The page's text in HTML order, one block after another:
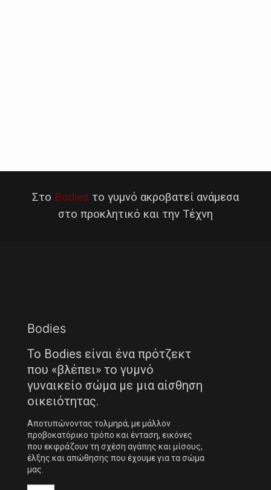
Στο Bodies το γυμνό ακροβατεί ανάμεσα
στο προκλητικό και την Τέχνη
Bodies
Το Bodies είναι ένα πρότζεκτ
που «βλέπει» το γυμνό
γυναικείο σώμα με μια αίσθηση
οικειότητας.
Αποτυπώνοντας τολμηρά, με μάλλον
προβοκατόρικο τρόπο και ένταση, εικόνες
που εκφράζουν τη σχέση αγάπης και μίσους,
έλξης και απώθησης που έχουμε για τα σώμα
μας.